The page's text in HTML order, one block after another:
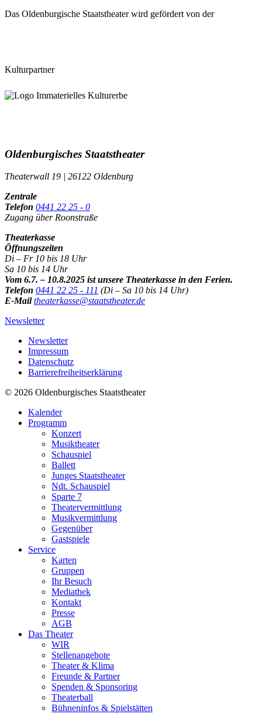
Das Oldenburgische Staatstheater wird gefördert von der
Kulturpartner
Oldenburgisches Staatstheater
Theaterwall 19 | 26122 Oldenburg
Zentrale
Telefon 0441 22 25 - 0
Zugang über Roonstraße
Theaterkasse
Öffnungszeiten
Di – Fr 10 bis 18 Uhr
Sa 10 bis 14 Uhr
Vom 6.7. – 10.8.2025 ist unsere Theaterkasse in den Ferien.
Telefon 0441 22 25 - 111 (Di – Sa 10 bis 14 Uhr)
E-Mail theaterkasse@staatstheater.de
Newsletter
Newsletter
Impressum
Datenschutz
Barrierefreiheitserklärung
© 2026 Oldenburgisches Staatstheater
Kalender
Programm
Konzert
Musiktheater
Schauspiel
Ballett
Junges Staatstheater
Ndt. Schauspiel
Sparte 7
Theatervermittlung
Musikvermittlung
Gegenüber
Gastspiele
Service
Karten
Gruppen
Ihr Besuch
Mediathek
Kontakt
Presse
AGB
Das Theater
WIR
Stellenangebote
Theater & Klima
Freunde & Partner
Spenden & Sponsoring
Theaterball
Bühneninfos & Spielstätten